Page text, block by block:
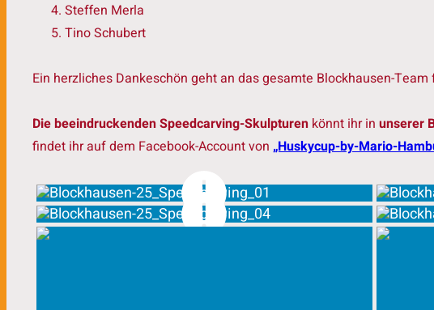
Steffen Merla
Tino Schubert
Ein herzliches Dankeschön geht an das gesamte Blockhausen-
Die beeindruckenden Speedcarving-Skulpturen könnt ihr in unserer
findet ihr auf dem Facebook-Account von „Huskycup-by-Mario-